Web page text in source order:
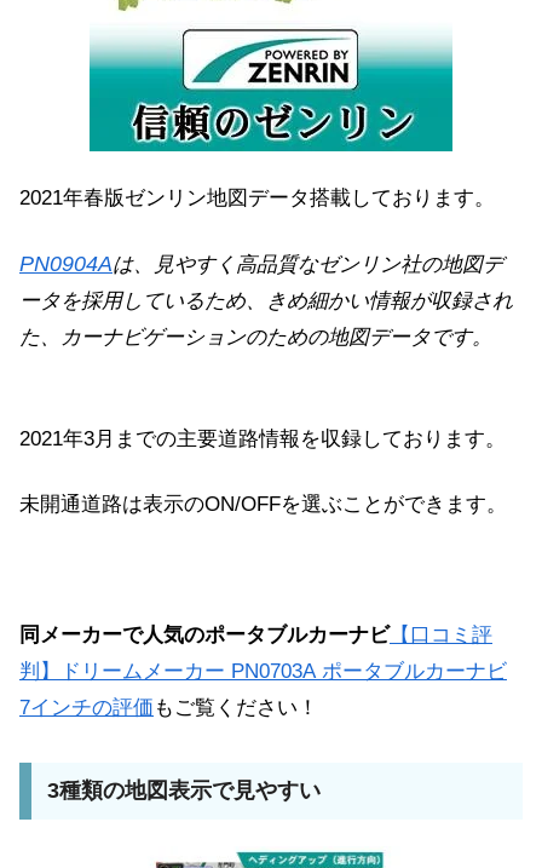
2021年春版ゼンリン地図データ搭載しております。
PN0904Aは、
見やすく高品質なゼンリン社の地図デ
ータを採用しているため、きめ細かい情報が収録され
た、カーナビゲーションのための地図データです。
2021年3月までの主要道路情報を収録しております。
未開通道路は表示のON/OFFを選ぶことができます。
同メーカーで人気のポータブルカーナビ【口コミ評
判】ドリームメーカー PN0703A ポータブルカーナビ
7インチの評価 もご覧ください！
3種類の地図表示で見やすい